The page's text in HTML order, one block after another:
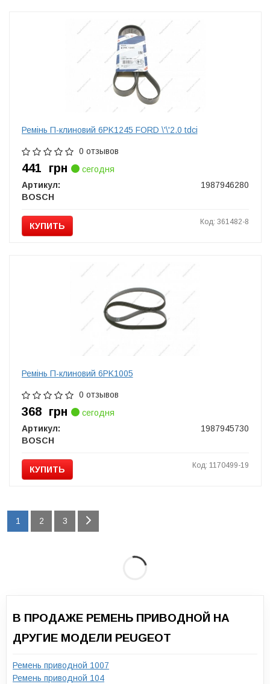
Ремінь П-клиновий 6PK1245 FORD \'\'2.0 tdci
0 отзывов
441 грн
сегодня
Артикул:
1987946280
BOSCH
КУПИТЬ Код: 361482-8
Ремінь П-клиновий 6PK1005
0 отзывов
368 грн
сегодня
Артикул:
1987945730
BOSCH
КУПИТЬ Код: 1170499-19
1 2 3
В ПРОДАЖЕ РЕМЕНЬ ПРИВОДНОЙ НА
ДРУГИЕ МОДЕЛИ PEUGEOT
Ремень приводной 1007
Ремень приводной 104